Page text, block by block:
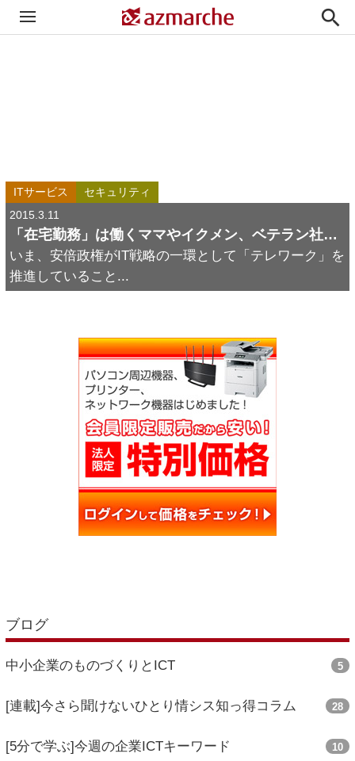

ITサービス
セキュリティ
2015.3.11
「在宅勤務」は働くママやイクメン、ベテラン社員、高齢者、企業を支える新ワークスタイル
いま、安倍政権がIT戦略の一環として「テレワーク」を
推進していること...
ブログ
中小企業のものづくりとICT 5
[連載]今さら聞けないひとり情シス知っ得コラム 28
[5分で学ぶ]今週の企業ICTキーワード 10